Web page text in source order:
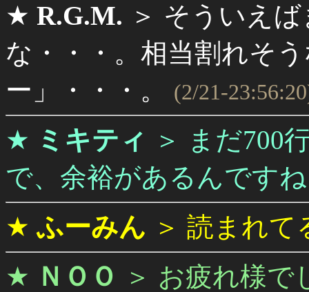
★ R.G.M. ＞ そういえ
な・・・。相当割れそ
ー」・・・。
(2/21-
★ ミキティ ＞
まだ700
で、余裕があるんです
★ふーみん ＞ 読まれて
★ ＮＯＯ ＞ お疲れ様で